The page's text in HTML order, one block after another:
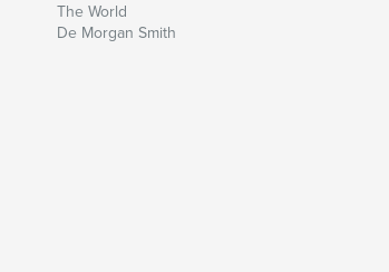
The World
De Morgan Smith